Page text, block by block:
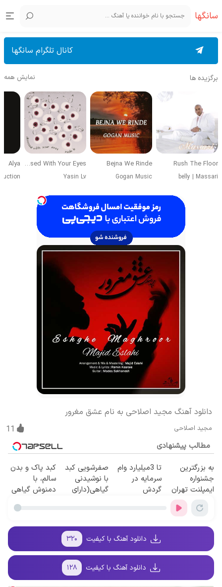
سانگها
کانال تلگرام سانگها
برگزیده ها نمایش همه
Rush The Floor
belly | Massari
Bejna We Rinde
Gogan Music
Obsessed With Your Eyes
Yasin Lv
Alya
دانلود آهنگ مجید اصلاحی به نام عشق مغرور
مجید اصلاحی 11
مطالب پیشنهادی
به بزرگترین
جشنواره
ایمپلنت تهران
سر بزنید ! |
فقط ۲۵ میلیون
تا 3میلیارد وام
سرمایه در
گردش
صفرشویی کبد
با نوشیدنی
گیاهی(دارای
کبد پاک و بدن
سالم، با
دمنوش گیاهی
دانلود آهنگ با کیفیت ۳۲۰
دانلود آهنگ با کیفیت ۱۲۸